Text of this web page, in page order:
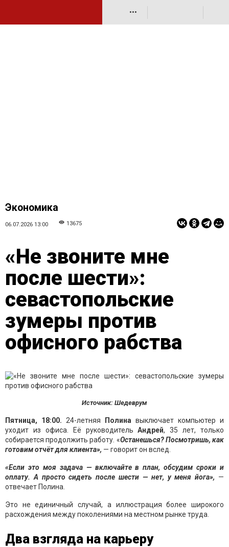
•••
Экономика
06.07.2026 13:00 13675
«Не звоните мне
после шести»:
севастопольские
зумеры против
офисного рабства
Источник: Шедеврум
Пятница, 18:00. 24-летняя Полина выключает компьютер и
уходит из офиса. Её руководительАндрей, 35 лет, только
собирается продолжить работу. «Останешься? Посмотришь, как
готовим отчёт для клиента», — говорит он вслед.
«Если это моя задача — включайте в план, обсудим сроки и
оплату. А просто сидеть после шести — нет, у меня йога», —
отвечает Полина.
Это не единичный случай, а иллюстрация более широкого
расхождения между поколениями на местном рынке труда.
Два взгляда на карьеру